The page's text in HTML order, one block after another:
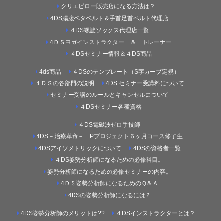
クリエピロー販売店になる方法は？
4DS腸腹ペタベルト＆手首足首ベルト代理店
４DS螺旋ソックス代理店一覧
4ＤＳヨガインストラクター ＆ トレーナー
４DSセミナー情報＆４DS商品
4ds商品
４DSのテンプレート（S字カーブ定規）
４ＤＳの各部門の説明
4DS セミナー受講料について
セミナー受講のルールとキャンセルについて
４DSセミナー各種資格
４DS電磁波ゼロ手技師
4DS－治療革命－ Pプロジェクト６ヶ月コース修了生
4DSアイソメトリックについて
4DSの資格者一覧
４DS姿勢分析師になるための必修科目。
姿勢分析師になるための必修セミナーの内容。
4ＤＳ姿勢分析師になるためのＱ＆Ａ
4DSの姿勢分析師になるには？
4DS姿勢分析師のメリットは??
４DSインストラクターとは？